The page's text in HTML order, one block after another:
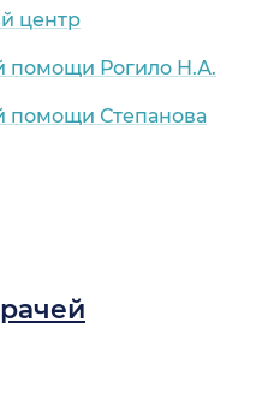
центр
помощи Рогило Н.А.
помощи Степанова